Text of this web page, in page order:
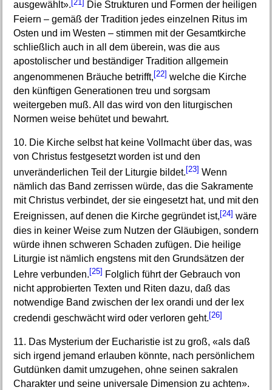
ausgewählt».
Die Strukturen und Formen der heiligen
Feiern – gemäß der Tradition jedes einzelnen Ritus im
Osten und im Westen – stimmen mit der Gesamtkirche
schließlich auch in all dem überein, was die aus
apostolischer und beständiger Tradition allgemein
angenommenen Bräuche betrifft,[22] welche die Kirche
den künftigen Generationen treu und sorgsam
weitergeben muß. All das wird von den liturgischen
Normen weise behütet und bewahrt.
10. Die Kirche selbst hat keine Vollmacht über das, was
von Christus festgesetzt worden ist und den
unveränderlichen Teil der Liturgie bildet. [23] Wenn
nämlich das Band zerrissen würde, das die Sakramente
mit Christus verbindet, der sie eingesetzt hat, und mit den
Ereignissen, auf denen die Kirche gegründet ist,[24] wäre
dies in keiner Weise zum Nutzen der Gläubigen, sondern
würde ihnen schweren Schaden zufügen. Die heilige
Liturgie ist nämlich engstens mit den Grundsätzen der
Lehre verbunden.[25] Folglich führt der Gebrauch von
nicht approbierten Texten und Riten dazu, daß das
notwendige Band zwischen der lex orandi und der lex
credendi geschwächt wird oder verloren geht. [26]
11. Das Mysterium der Eucharistie ist zu groß, «als daß
sich irgend jemand erlauben könnte, nach persönlichem
Gutdünken damit umzugehen, ohne seinen sakralen
Charakter und seine universale Dimension zu achten».